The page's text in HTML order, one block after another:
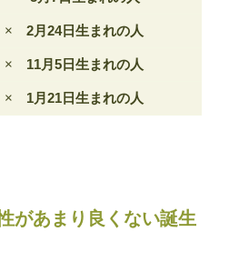
× 2月24日生まれの人
× 11月5日生まれの人
× 1月21日生まれの人
があまり良くない誕生